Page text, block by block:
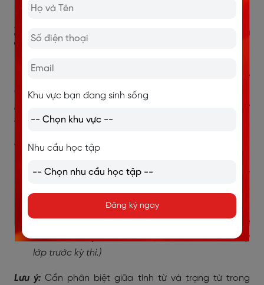
expected.
2.4. Trạng từ có hình thức giống tính
từ
Một số từ vừa có thể đóng vai trò là tính từ vừa có thể
đóng vai trò là trạng từ, chẳng hạn như
late, early
. Khi tạo dạng so sánh hơn, những từ này
vẫn áp dụng quy tắc thêm -er.
Ví dụ:
The athlete ran faster than all the other
tất cả các đối thủ khác.)
She studies harder than her classmates before
exams.(Cô ấy học chăm chỉ hơn các bạn cùng
lớp trước kỳ thi.)
Lưu ý:Cần phân biệt giữa tính từ và trạng từ trong
Khu vực bạn đang sinh sống
Nhu cầu học tập
Đăng ký ngay